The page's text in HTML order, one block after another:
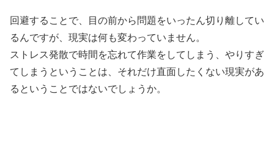
回避することで、目の前から問題をいったん切り離してい
るんですが、現実は何も変わっていません。
ストレス発散で時間を忘れて作業をしてしまう、やりすぎ
てしまうということは、それだけ直面したくない現実があ
るということではないでしょうか。